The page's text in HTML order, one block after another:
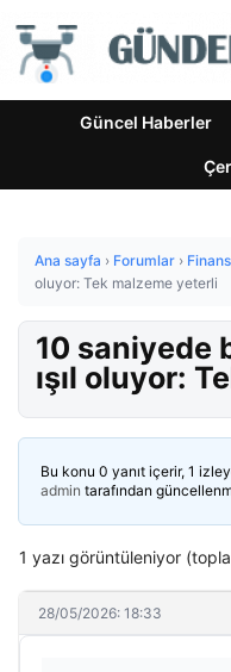
Güncel Haberler
Ana sayfa › Forumlar › Finans
oluyor: Tek malzeme yeterli
10 saniyede
ışıl oluyor:
Bu konu 0 yanıt içerir, 1
admin tarafından
1 yazı görüntüleniyor
28/05/2026: 18:33